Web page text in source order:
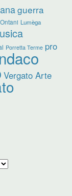
guerra
Lumèga
Porretta Terme pro
Vergato Arte